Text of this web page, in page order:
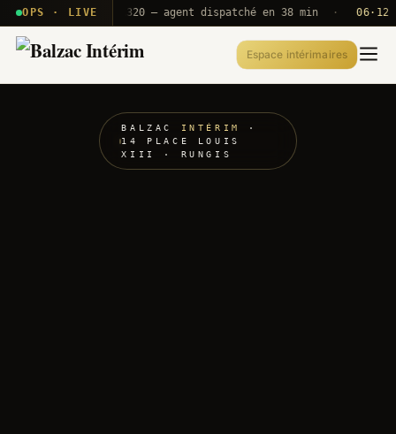
OPS · LIVE
· T2E · B71 Push A320 — agent dispatché en 38 min · 06·12 UTC
Espace intérimaires
BALZAC INTÉRIM
·
14 PLACE LOUIS
XIII · RUNGIS